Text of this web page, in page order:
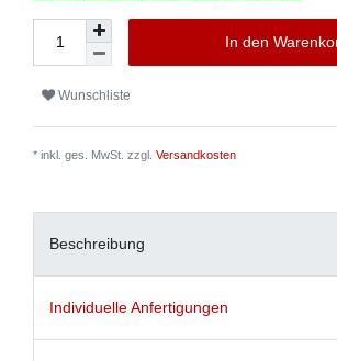
In den
Wunschliste
* inkl. ges. MwSt. zzgl. Versandkosten
Beschreibung
Individuelle Anfertigungen